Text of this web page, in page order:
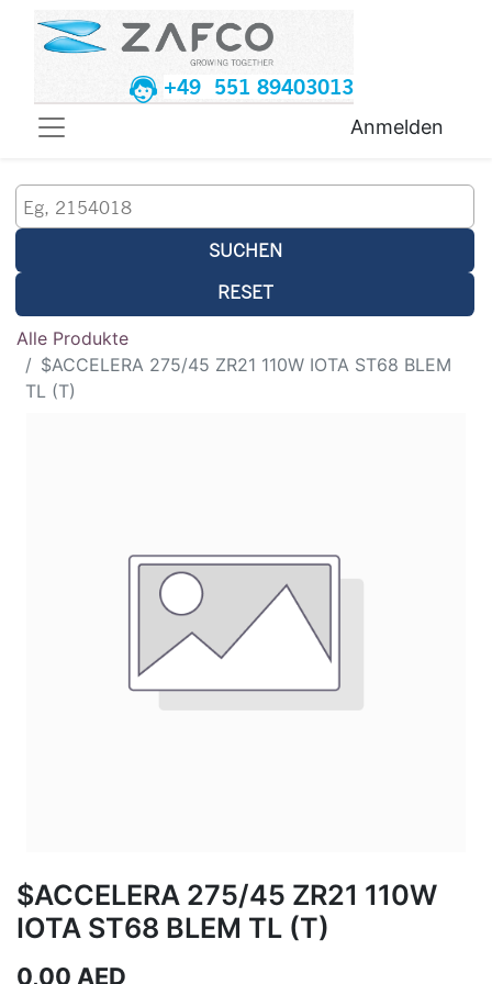
+49 551 89403013
Anmelden
SUCHEN
RESET
Alle Produkte
$ACCELERA 275/45 ZR21 110W IOTA ST68 BLEM
TL (T)
$ACCELERA 275/45 ZR21 110W
IOTA ST68 BLEM TL (T)
0,00 AED